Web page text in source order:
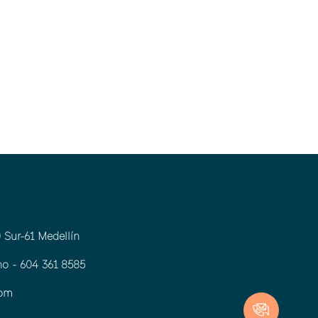
Sur-61 Medellín
- 604 361 8585